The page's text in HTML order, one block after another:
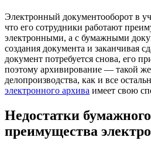
Электронный документооборот в
что его сотрудники работают
электронными, а с бумажными
создания документа и заканчивая
документ потребуется снова, его
поэтому архивирование — такой
делопроизводства, как и все
электронного архива имеет свою
Недостатки
преимущества